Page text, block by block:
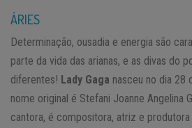
ÁRIES
Determinação, ousadia e energia são
parte da vida das arianas, e as divas do
diferentes! Lady Gaga nasceu no dia 28
nome original é Stefani Joanne Angelina
cantora, é compositora, atriz e produtora